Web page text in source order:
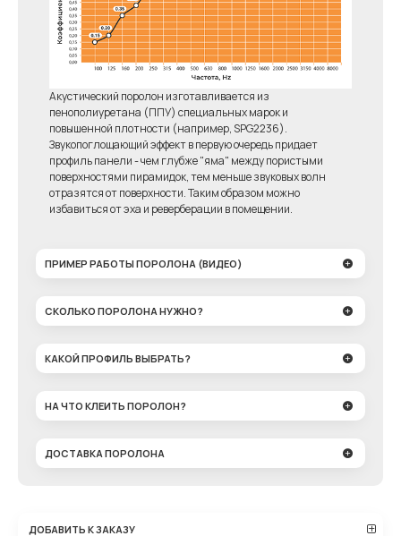
Акустический поролон изготавливается из
пенополиуретана (ППУ) специальных марок и
повышенной плотности (например, SPG2236).
Звукопоглощающий эффект в первую очередь придает
профиль панели - чем глубже "яма" между пористыми
поверхностями пирамидок, тем меньше звуковых волн
отразятся от поверхности. Таким образом можно
избавиться от эха и реверберации в помещении.
ПРИМЕР РАБОТЫ ПОРОЛОНА (ВИДЕО)
СКОЛЬКО ПОРОЛОНА НУЖНО?
КАКОЙ ПРОФИЛЬ ВЫБРАТЬ?
НА ЧТО КЛЕИТЬ ПОРОЛОН?
ДОСТАВКА ПОРОЛОНА
ДОБАВИТЬ К ЗАКАЗУ